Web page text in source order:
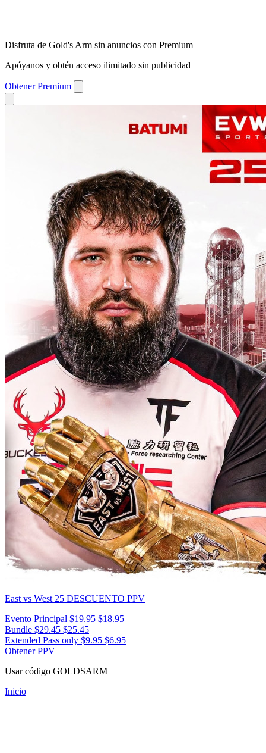
Disfruta de Gold's Arm sin anuncios con Premium
Apóyanos y obtén acceso ilimitado sin publicidad
Obtener Premium
East vs West 25 DESCUENTO PPV
Evento Principal $19.95 $18.95
Bundle $29.45 $25.45
Extended Pass only $9.95 $6.95
Obtener PPV
Usar código GOLDSARM
Inicio